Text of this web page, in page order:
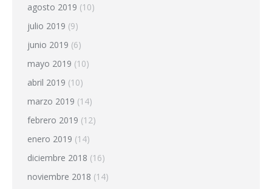
agosto 2019 (10)
julio 2019 (9)
junio 2019 (6)
mayo 2019 (10)
abril 2019 (10)
marzo 2019 (14)
febrero 2019 (12)
enero 2019 (14)
diciembre 2018 (16)
noviembre 2018 (14)